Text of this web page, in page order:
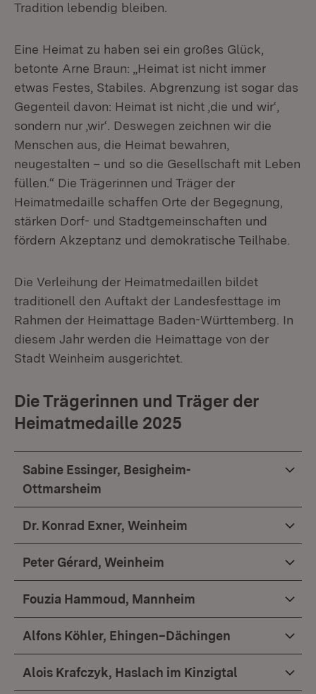
Tradition lebendig bleiben.
Eine Heimat zu haben sei ein großes Glück,
betonte Arne Braun: „Heimat ist nicht immer
etwas Festes, Stabiles. Abgrenzung ist sogar das
Gegenteil davon: Heimat ist nicht ‚die und wir‘,
sondern nur ‚wir‘. Deswegen zeichnen wir die
Menschen aus, die Heimat bewahren,
neugestalten – und so die Gesellschaft mit Leben
füllen.“ Die Trägerinnen und Träger der
Heimatmedaille schaffen Orte der Begegnung,
stärken Dorf- und Stadtgemeinschaften und
fördern Akzeptanz und demokratische Teilhabe.
Die Verleihung der Heimatmedaillen bildet
traditionell den Auftakt der Landesfesttage im
Rahmen der Heimattage Baden-Württemberg. In
diesem Jahr werden die Heimattage von der
Stadt Weinheim ausgerichtet.
Die Trägerinnen und Träger der
Heimatmedaille 2025
Sabine Essinger, Besigheim-
Ottmarsheim
Dr. Konrad Exner, Weinheim
Peter Gérard, Weinheim
Fouzia Hammoud, Mannheim
Alfons Köhler, Ehingen–Dächingen
Alois Krafczyk, Haslach im Kinzigtal